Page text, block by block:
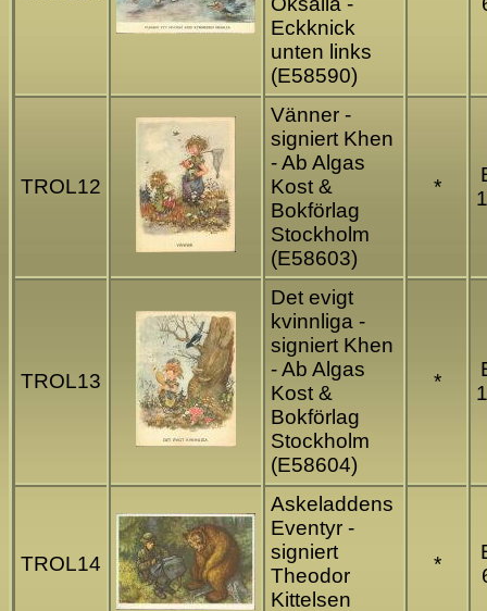
Eckknick
unten links
(E58590)
TROL12
Vänner -
signiert Khen
- Ab Algas
Kost &
Bokförlag
Stockholm
(E58603)
*
TROL13
Det evigt
kvinnliga -
signiert Khen
- Ab Algas
Kost &
Bokförlag
Stockholm
(E58604)
*
TROL14
Askeladdens
Eventyr -
signiert
Theodor
Kittelsen
*